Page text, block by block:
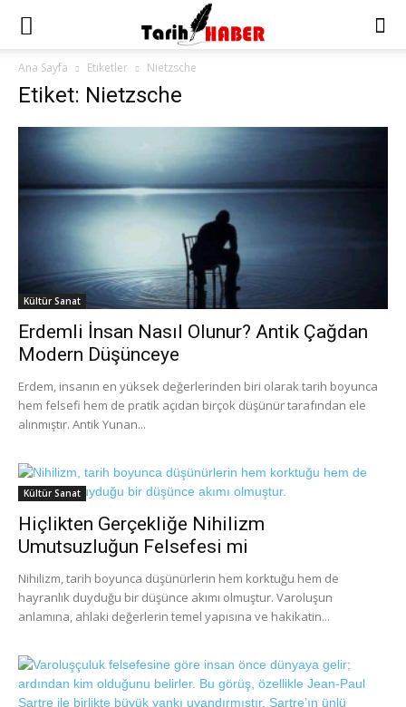
Ana Sayfa Etiketler Nietzsche
Etiket: Nietzsche
Kültür Sanat
Erdemli İnsan Nasıl Olunur? Antik Çağdan
Modern Düşünceye
Erdem, insanın en yüksek değerlerinden biri olarak tarih boyunca
hem felsefi hem de pratik açıdan birçok düşünür tarafından ele
alınmıştır. Antik Yunan...
Kültür Sanat
Hiçlikten Gerçekliğe Nihilizm
Umutsuzluğun Felsefesi mi
Nihilizm, tarih boyunca düşünürlerin hem korktuğu hem de
hayranlık duyduğu bir düşünce akımı olmuştur. Varoluşun
anlamına, ahlaki değerlerin temel yapısına ve hakikatin...